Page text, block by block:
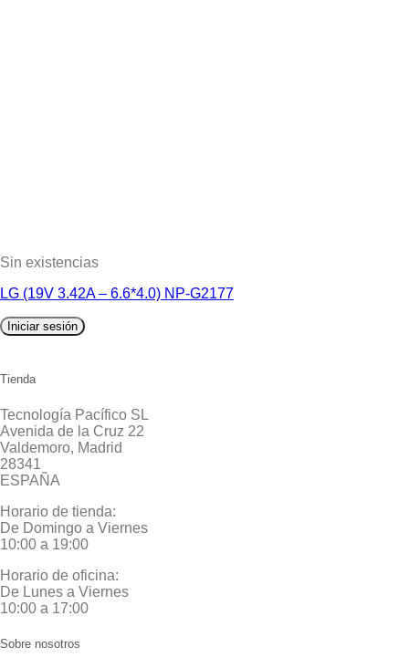
Sin existencias
LG (19V 3.42A – 6.6*4.0) NP-G2177
Iniciar sesión
Tienda
Tecnología Pacífico SL
Avenida de la Cruz 22
Valdemoro, Madrid
28341
ESPAÑA
Horario de tienda:
De Domingo a Viernes
10:00 a 19:00
Horario de oficina:
De Lunes a Viernes
10:00 a 17:00
Sobre nosotros